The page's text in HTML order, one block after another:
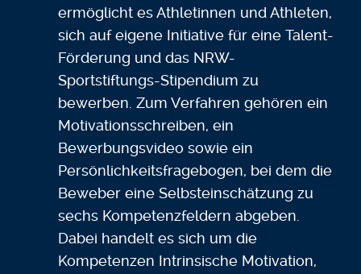
ermöglicht es Athletinnen und Athleten,
sich auf eigene Initiative für eine Talent-
Förderung und das NRW-
Sportstiftungs-Stipendium zu
bewerben. Zum Verfahren gehören ein
Motivationsschreiben, ein
Bewerbungsvideo sowie ein
Persönlichkeitsfragebogen, bei dem die
Beweber eine Selbsteinschätzung zu
sechs Kompetenzfeldern abgeben.
Dabei handelt es sich um die
Kompetenzen Intrinsische Motivation,